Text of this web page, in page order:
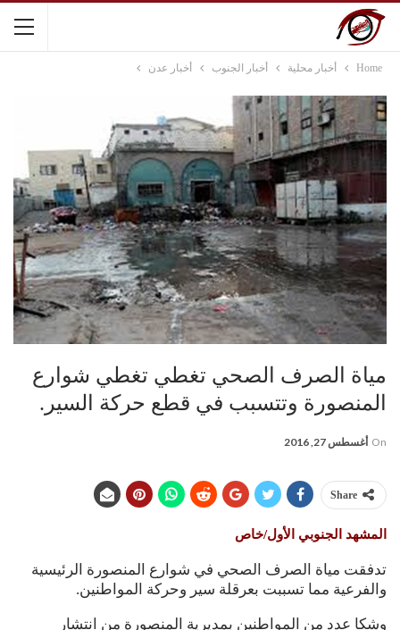
Home أخبار محلية أخبار الجنوب أخبار عدن
مياة الصرف الصحي تغطي تغطي شوارع
المنصورة وتتسبب في قطع حركة السير.
On أغسطس 27, 2016
Share
المشهد الجنوبي الأول/خاص
تدفقت مياة الصرف الصحي في شوارع المنصورة الرئيسية
والفرعية مما تسببت بعرقلة سير وحركة المواطنين.
وشكا عدد من المواطنين بمديرية المنصورة من انتشار